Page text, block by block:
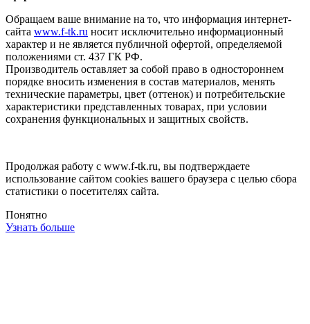
Обращаем ваше внимание на то, что информация интернет-
сайта www.f-tk.ru носит исключительно информационный
характер и не является публичной офертой, определяемой
положениями ст. 437 ГК РФ.
Производитель оставляет за собой право в одностороннем
порядке вносить изменения в состав материалов, менять
технические параметры, цвет (оттенок) и потребительские
характеристики представленных товарах, при условии
сохранения функциональных и защитных свойств.
Продолжая работу с www.f-tk.ru, вы подтверждаете
использование сайтом cookies вашего браузера с целью сбора
статистики о посетителях сайта.
Понятно
Узнать больше